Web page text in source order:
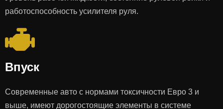
работоспособность усилителя руля.
Впуск
Современные авто с нормами токсичности Евро 3 и
выше, имеют дорогостоящие элементы в системе